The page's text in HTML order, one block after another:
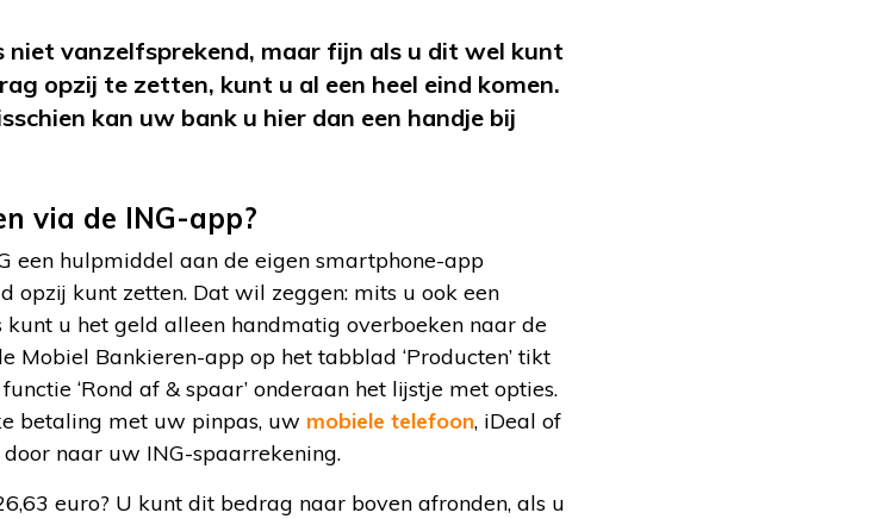
niet vanzelfsprekend, maar fijn als u dit wel kunt
opzij te zetten, kunt u al een heel eind komen.
kan uw bank u hier dan een handje bij
via de ING-app?
een hulpmiddel aan de eigen smartphone-app
opzij kunt zetten. Dat wil zeggen: mits u ook een
u het geld alleen handmatig overboeken naar de
Mobiel Bankieren-app op het tabblad ‘Producten’ tikt
‘Rond af & spaar’ onderaan het lijstje met opties.
betaling met uw pinpas, uw mobiele telefoon, iDeal of
naar uw ING-spaarrekening.
euro? U kunt dit bedrag naar boven afronden, als u